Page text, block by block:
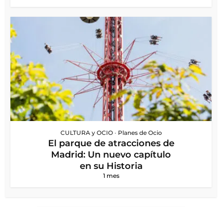
CULTURA y OCIO • Planes de Ocio
El parque de atracciones de
Madrid: Un nuevo capítulo
en su Historia
1 mes